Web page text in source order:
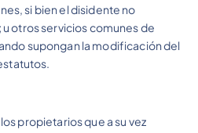
si bien el disidente no
otros servicios comunes de
supongan la modificación del
propietarios que a su vez